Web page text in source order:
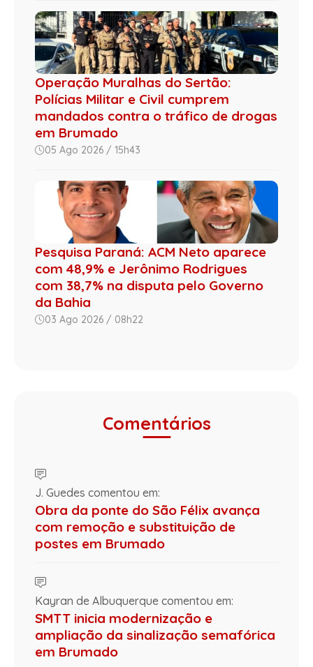
Operação Muralhas do Sertão:
Polícias Militar e Civil cumprem
mandados contra o tráfico de drogas
em Brumado
05 Ago 2026 / 15h43
Pesquisa Paraná: ACM Neto aparece
com 48,9% e Jerônimo Rodrigues
com 38,7% na disputa pelo Governo
da Bahia
03 Ago 2026 / 08h22
Comentários
J. Guedes comentou em:
Obra da ponte do São Félix avança
com remoção e substituição de
postes em Brumado
Kayran de Albuquerque comentou em:
SMTT inicia modernização e
ampliação da sinalização semafórica
em Brumado